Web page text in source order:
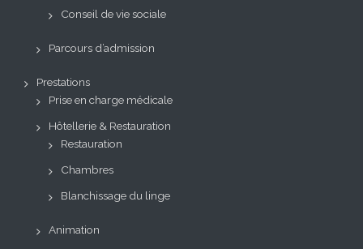
Conseil de vie sociale
Parcours d’admission
Prestations
Prise en charge médicale
Hôtellerie & Restauration
Restauration
Chambres
Blanchissage du linge
Animation